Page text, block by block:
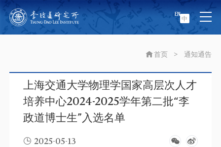
中
EN
首页 > 通知通告
上海交通大学物理学国家高层次人才
培养中心2024-2025学年第二批“李
政道博士生”入选名单
2025-05-13